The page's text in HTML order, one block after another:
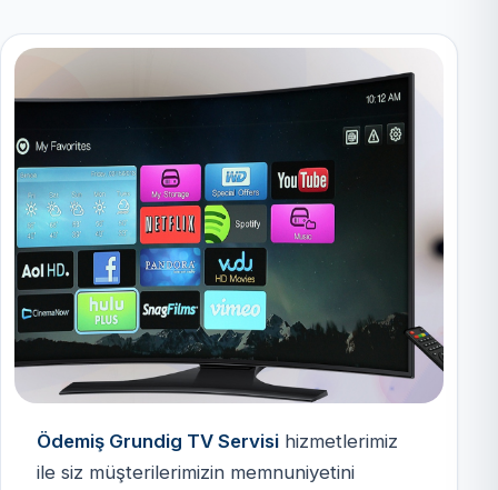
Ödemiş Grundig TV Servisi hizmetlerimiz
ile siz müşterilerimizin memnuniyetini